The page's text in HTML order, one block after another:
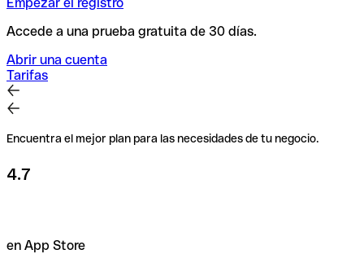
Accede a una prueba gratuita de 30 días.
Abrir una cuenta
Tarifas
Encuentra el mejor plan para las necesidades de tu negocio.
4.7
en App Store